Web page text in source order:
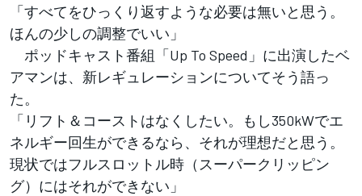
「すべてをひっくり返すような必要は無いと思う。
ほんの少しの調整でいい」
ポッドキャスト番組「Up To Speed」に出演したベ
アマンは、新レギュレーションについてそう語っ
た。
「リフト＆コーストはなくしたい。もし350kWでエ
ネルギー回生ができるなら、それが理想だと思う。
現状ではフルスロットル時（スーパークリッピン
グ）にはそれができない」